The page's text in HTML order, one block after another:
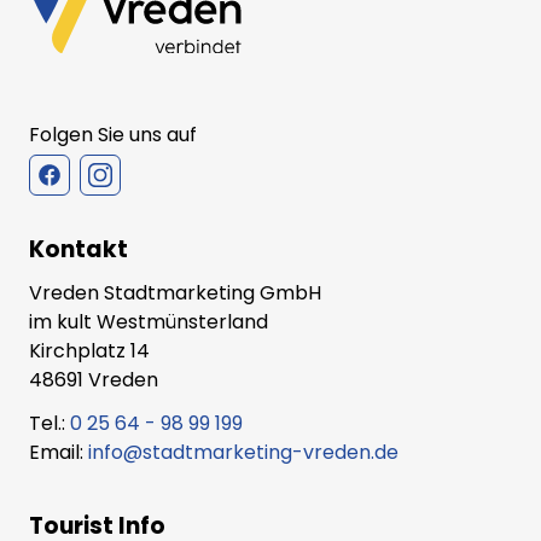
Folgen Sie uns auf
Kontakt
Vreden Stadtmarketing GmbH
im kult Westmünsterland
Kirchplatz 14
48691 Vreden
Tel.: 0 25 64 - 98 99 199
Email: info@stadtmarketing-vreden.de
Tourist Info